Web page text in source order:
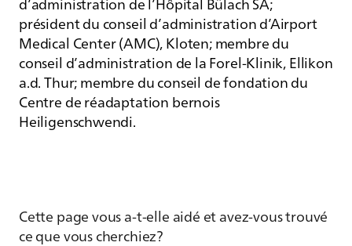
président du conseil d’administration d’Airport
Medical Center (AMC), Kloten; membre du
conseil d’administration de la Forel-Klinik, Ellikon
a.d. Thur; membre du conseil de fondation du
Centre de réadaptation bernois
Heiligenschwendi.
Cette page vous a-t-elle aidé et avez-vous trouvé
ce que vous cherchiez?